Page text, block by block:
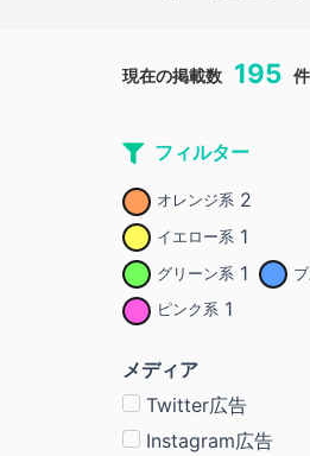
現在の掲載数 195 件
フィルター
オレンジ系 2
イエロー系 1
グリーン系 1
ピンク系 1
メディア
Twitter広告
Instagram広告